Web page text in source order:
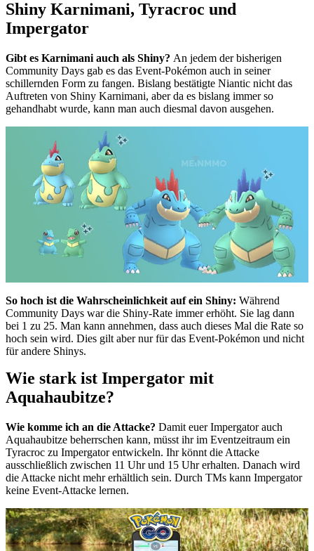
Shiny Karnimani, Tyracroc und
Impergator
Gibt es Karnimani auch als Shiny? An jedem der bisherigen
Community Days gab es das Event-Pokémon auch in seiner
schillernden Form zu fangen. Bislang bestätigte Niantic nicht das
Auftreten von Shiny Karnimani, aber da es bislang immer so
gehandhabt wurde, kann man auch diesmal davon ausgehen.
So hoch ist die Wahrscheinlichkeit auf ein Shiny: Während
Community Days war die Shiny-Rate immer erhöht. Sie lag dann
bei 1 zu 25. Man kann annehmen, dass auch dieses Mal die Rate so
hoch sein wird. Dies gilt aber nur für das Event-Pokémon und nicht
für andere Shinys.
Wie stark ist Impergator mit
Aquahaubitze?
Wie komme ich an die Attacke? Damit euer Impergator auch
Aquahaubitze beherrschen kann, müsst ihr im Eventzeitraum ein
Tyracroc zu Impergator entwickeln. Ihr könnt die Attacke
ausschließlich zwischen 11 Uhr und 15 Uhr erhalten. Danach wird
die Attacke nicht mehr erhältlich sein. Durch TMs kann Impergator
keine Event-Attacke lernen.